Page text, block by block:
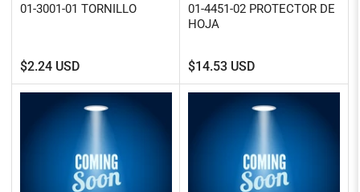
01-3001-01 TORNILLO
Precio
regular
$2.24 USD
01-4451-02 PROTECTOR DE
HOJA
Precio
regular
$14.53 USD